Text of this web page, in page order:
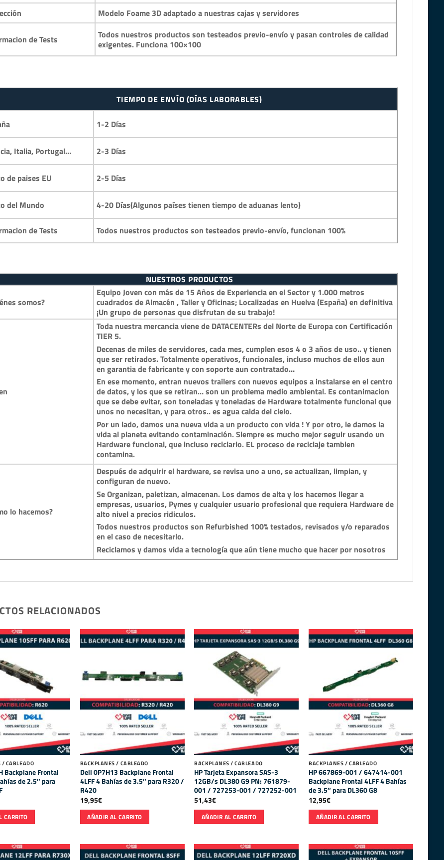
Modelo Foame 3D adaptado a nuestras cajas y servidores
de Tests
Todos nuestros productos son testeados previo-envío y pasan controles de calidad
exigentes. Funciona 100×100
TIEMPO DE ENVÍO (DÍAS LABORABLES)
1-2 Días
Italia, Portugal… 2-3 Días
de paises EU 2-5 Días
del Mundo 4-20 Días(Algunos países tienen tiempo de aduanas lento)
de Tests Todos nuestros productos son testeados previo-envío, funcionan 100%
NUESTROS PRODUCTOS
somos?
Equipo Joven con más de 15 Años de Experiencia en el Sector y 1.000 metros
cuadrados de Almacén , Taller y Oficinas; Localizadas en Huelva (España) en definitiva
¡Un grupo de personas que disfrutan de su trabajo!
Toda nuestra mercancia viene de DATACENTERs del Norte de Europa con Certificación
TIER 5.
Decenas de miles de servidores, cada mes, cumplen esos 4 o 3 años de uso.. y tienen
que ser retirados. Totalmente operativos, funcionales, incluso muchos de ellos aun
en garantia de fabricante y con soporte aun contratado…
En ese momento, entran nuevos trailers con nuevos equipos a instalarse en el centro
de datos, y los que se retiran… son un problema medio ambiental. Es contanimacion
que se debe evitar, son toneladas y toneladas de Hardware totalmente funcional que
unos no necesitan, y para otros.. es agua caida del cielo.
Por un lado, damos una nueva vida a un producto con vida ! Y por otro, le damos la
vida al planeta evitando contaminación. Siempre es mucho mejor seguir usando un
Hardware funcional, que incluso reciclarlo. EL proceso de reciclaje tambien
contamina.
lo hacemos?
Después de adquirir el hardware, se revisa uno a uno, se actualizan, limpian, y
configuran de nuevo.
Se Organizan, paletizan, almacenan. Los damos de alta y los hacemos llegar a
empresas, usuarios, Pymes y cualquier usuario profesional que requiera Hardware de
alto nivel a precios ridiculos.
Todos nuestros productos son Refurbished 100% testados, revisados y/o reparados
en el caso de necesitarlo.
Reciclamos y damos vida a tecnología que aún tiene mucho que hacer por nosotros
RELACIONADOS
/ CABLEADO
Backplane Frontal
de 2.5″ para
CARRITO
BACKPLANES / CABLEADO
Dell 0P7H13 Backplane Frontal
4LFF 4 Bahías de 3.5″ para R320 /
R420
19,95€
AÑADIR AL CARRITO
BACKPLANES / CABLEADO
HP Tarjeta Expansora SAS-3
12GB/s DL380 G9 PN: 761879-
001 / 727253-001 / 727252-001
51,43€
AÑADIR AL CARRITO
BACKPLANES / CABLEADO
HP 667869-001 / 647414-001
Backplane Frontal 4LFF 4 Bahías
de 3.5″ para DL360 G8
12,95€
AÑADIR AL CARRITO